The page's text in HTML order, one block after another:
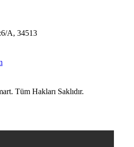
A, 34513
Tüm Hakları Saklıdır.